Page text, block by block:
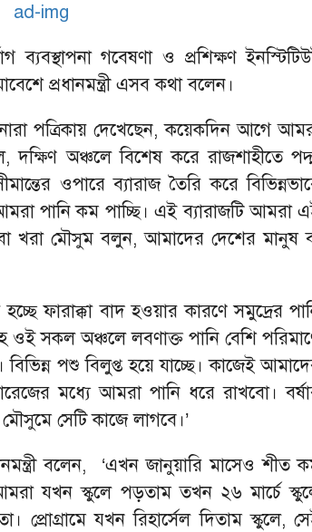
ব্যবস্থাপনা গবেষণা ও প্রশিক্ষণ
প্রধানমন্ত্রী এসব কথা বলেন।
পত্রিকায় দেখেছেন, কয়েকদিন আগে
দক্ষিণ অঞ্চলে বিশেষ করে রাজশাহীতে
ওপারে ব্যারাজ তৈরি করে
পানি কম পাচ্ছি। এই ব্যারাজটি আমরা
খরা মৌসুম বলুন, আমাদের দেশের মানুষ
ফারাক্কা বাদ হওয়ার কারণে সমুদ্রের
সকল অঞ্চলে লবণাক্ত পানি বেশি
বিভিন্ন পশু বিলুপ্ত হয়ে যাচ্ছে। কাজেই
মধ্যে আমরা পানি ধরে রাখবো।
সেটি কাজে লাগবে।’
বলেন, ‘এখন জানুয়ারি মাসেও শীত
যখন স্কুলে পড়তাম তখন ২৬ মার্চে
প্রোগ্রামে যখন রিহার্সেল দিতাম স্কুলে,